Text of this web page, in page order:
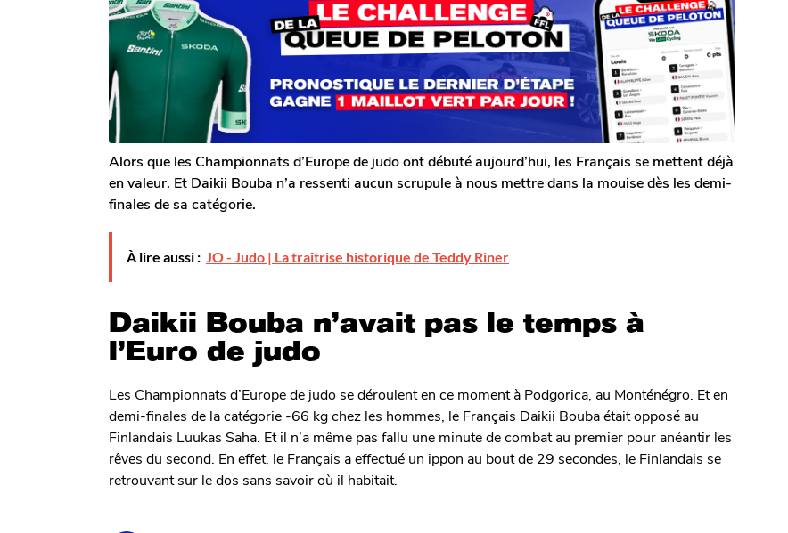
g
o
o
m
G
a
l
e
r
o
n
g
o
Alors que les Championnats d’Europe de judo ont débuté aujourd’hui, les Français se mettent déjà
en valeur. Et Daikii Bouba n’a ressenti aucun scrupule à nous mettre dans la mouise dès les demi-
finales de sa catégorie.
À lire aussi : JO - Judo | La traîtrise historique de Teddy Riner
Daikii Bouba n’avait pas le temps à
l’Euro de judo
Les Championnats d’Europe de judo se déroulent en ce moment à Podgorica, au Monténégro. Et en
demi-finales de la catégorie -66 kg chez les hommes, le Français Daikii Bouba était opposé au
Finlandais Luukas Saha. Et il n’a même pas fallu une minute de combat au premier pour anéantir les
rêves du second. En effet, le Français a effectué un ippon au bout de 29 secondes, le Finlandais se
retrouvant sur le dos sans savoir où il habitait.